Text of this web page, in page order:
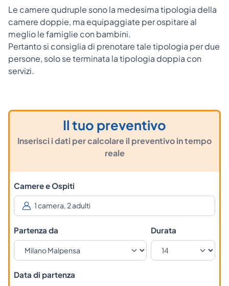
Le camere qudruple sono la medesima tipologia della
camere doppie, ma equipaggiate per ospitare al
meglio le famiglie con bambini.
Pertanto si consiglia di prenotare tale tipologia per due
persone, solo se terminata la tipologia doppia con
servizi.
Il tuo preventivo
Inserisci i dati per calcolare il preventivo in tempo
reale
Camere e Ospiti
Partenza da Durata
Data di partenza